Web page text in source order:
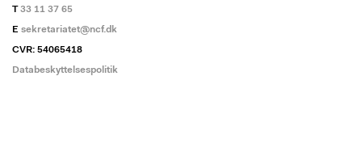
T33 11 37 65
E sekretariatet@ncf.dk
CVR: 54065418
Databeskyttelsespolitik